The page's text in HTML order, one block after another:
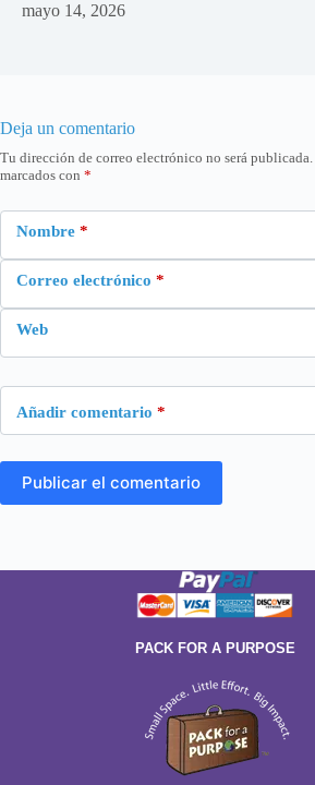
mayo 14, 2026
Deja un comentario
Tu dirección de correo electrónico no será publicada.
marcados con *
Nombre *
Correo electrónico *
Web
Añadir comentario *
Publicar el comentario
PACK FOR A PURPOSE